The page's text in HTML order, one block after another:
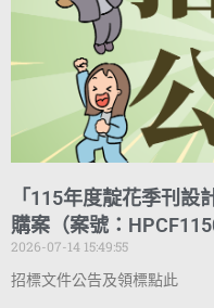
「115年度靛花季刊
購案（案號：
2026-07-14 15:49:55
招標文件公告及領標點此